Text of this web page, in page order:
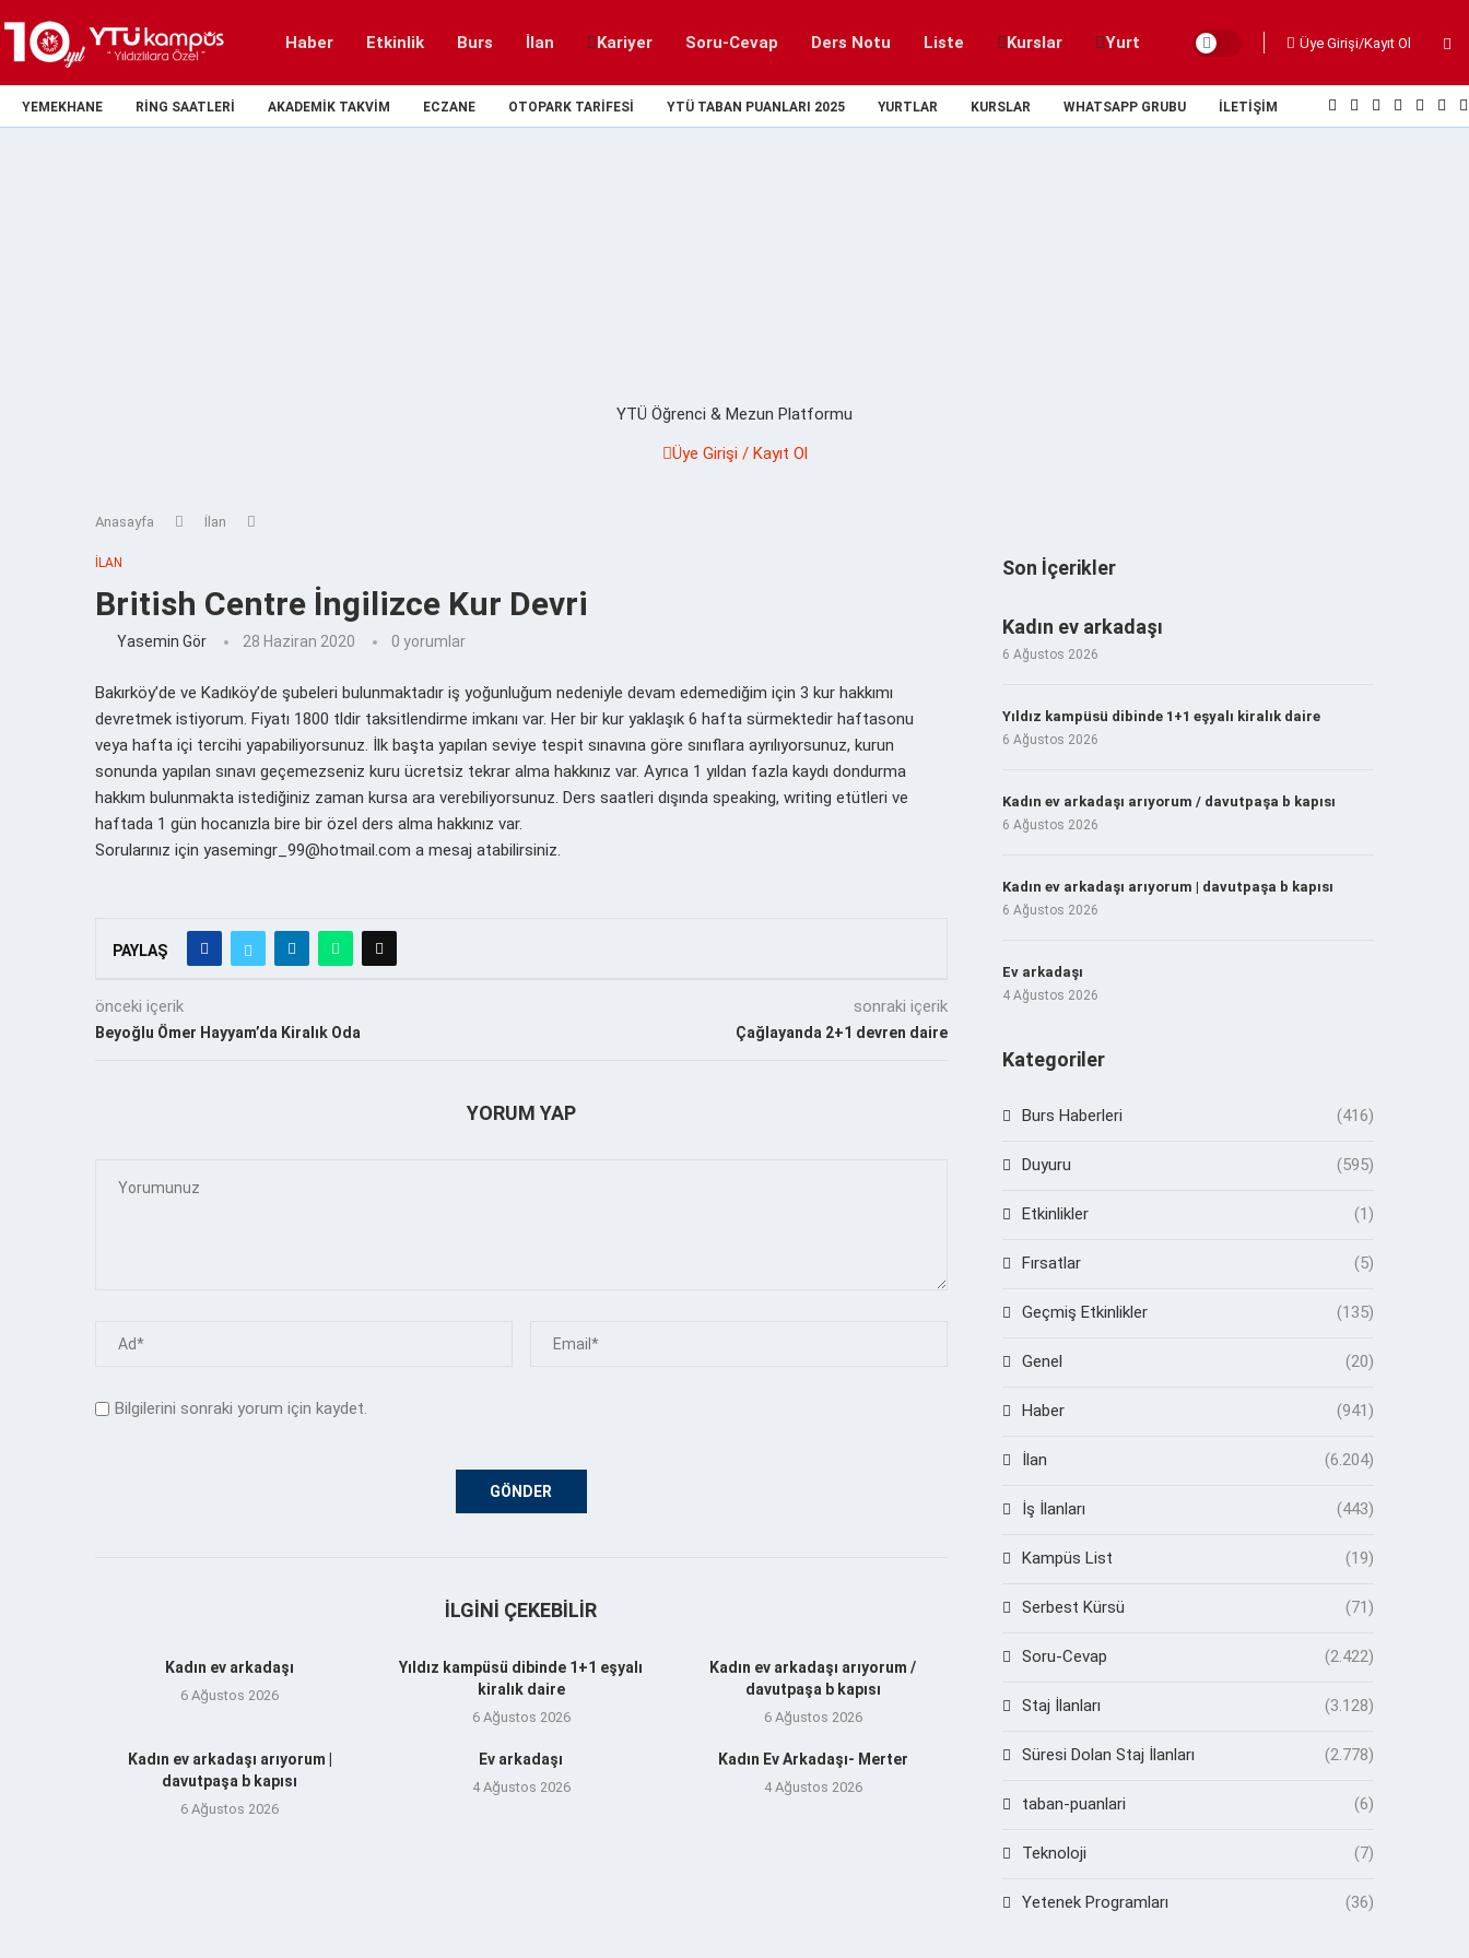
Haber Etkinlik Burs İlan Kariyer Soru-Cevap Ders Notu Liste Kurslar Yurt Üye Girişi/Kayıt Ol
YEMEKHANE RING SAATLERI AKADEMIK TAKVIM ECZANE OTOPARK TARIFESI YTÜ TABAN PUANLARI 2025 YURTLAR KURSLAR WHATSAPP GRUBU İLETIŞIM
YTÜ Öğrenci & Mezun Platformu
Üye Girişi / Kayıt Ol
Anasayfa İlan
İLAN
British Centre İngilizce Kur Devri
Yasemin Gör 28 Haziran 2020 0 yorumlar
Bakırköy’de ve Kadıköy’de şubeleri bulunmaktadır iş yoğunluğum nedeniyle devam edemediğim için 3 kur hakkımı
devretmek istiyorum. Fiyatı 1800 tldir taksitlendirme imkanı var. Her bir kur yaklaşık 6 hafta sürmektedir haftasonu
veya hafta içi tercihi yapabiliyorsunuz. İlk başta yapılan seviye tespit sınavına göre sınıflara ayrılıyorsunuz, kurun
sonunda yapılan sınavı geçemezseniz kuru ücretsiz tekrar alma hakkınız var. Ayrıca 1 yıldan fazla kaydı dondurma
hakkım bulunmakta istediğiniz zaman kursa ara verebiliyorsunuz. Ders saatleri dışında speaking, writing etütleri ve
haftada 1 gün hocanızla bire bir özel ders alma hakkınız var.
Sorularınız için yasemingr_99@hotmail.com a mesaj atabilirsiniz.
PAYLAŞ
önceki içerik
Beyoğlu Ömer Hayyam’da Kiralık Oda
sonraki içerik
Çağlayanda 2+1 devren daire
YORUM YAP
Bilgilerini sonraki yorum için kaydet.
İLGINI ÇEKEBILIR
Kadın ev arkadaşı
6 Ağustos 2026
Yıldız kampüsü dibinde 1+1 eşyalı
kiralık daire
6 Ağustos 2026
Kadın ev arkadaşı arıyorum /
davutpaşa b kapısı
6 Ağustos 2026
Kadın ev arkadaşı arıyorum |
davutpaşa b kapısı
6 Ağustos 2026
Ev arkadaşı
4 Ağustos 2026
Kadın Ev Arkadaşı- Merter
4 Ağustos 2026
Son İçerikler
Kadın ev arkadaşı
6 Ağustos 2026
Yıldız kampüsü dibinde 1+1 eşyalı kiralık daire
6 Ağustos 2026
Kadın ev arkadaşı arıyorum / davutpaşa b kapısı
6 Ağustos 2026
Kadın ev arkadaşı arıyorum | davutpaşa b kapısı
6 Ağustos 2026
Ev arkadaşı
4 Ağustos 2026
Kategoriler
Burs Haberleri (416)
Duyuru (595)
Etkinlikler (1)
Fırsatlar (5)
Geçmiş Etkinlikler (135)
Genel (20)
Haber (941)
İlan (6.204)
İş İlanları (443)
Kampüs List (19)
Serbest Kürsü (71)
Soru-Cevap (2.422)
Staj İlanları (3.128)
Süresi Dolan Staj İlanları (2.778)
taban-puanlari (6)
Teknoloji (7)
Yetenek Programları (36)